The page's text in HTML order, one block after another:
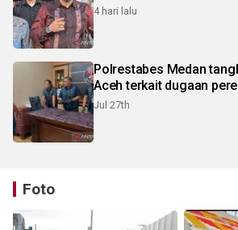
4 hari lalu
Polrestabes Medan
Aceh terkait dugaan
Jul 27th
Foto